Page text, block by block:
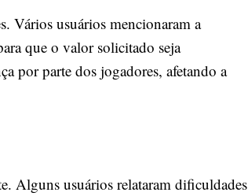
Vários usuários mencionaram a
que o valor solicitado seja
por parte dos jogadores, afetando a
Alguns usuários relataram dificuldades